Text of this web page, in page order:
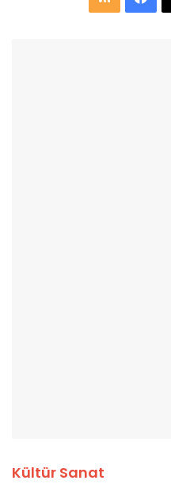
Kültür Sanat